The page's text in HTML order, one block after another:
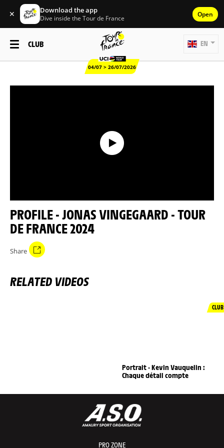
✕ Download the app
Dive inside the Tour de France Open
CLUB
04/07 > 26/07/2026
EN
PROFILE - JONAS VINGEGAARD - TOUR
DE FRANCE 2024
Share
RELATED VIDEOS
CLUB
Portrait - Kevin Vauquelin :
Chaque détail compte
PRO ZONE